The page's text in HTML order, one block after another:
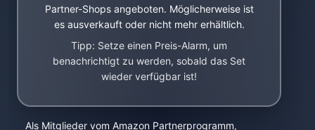
Partner-Shops angeboten. Möglicherweise ist
es ausverkauft oder nicht mehr erhältlich.
Tipp: Setze einen Preis-Alarm, um
benachrichtigt zu werden, sobald das Set
wieder verfügbar ist!
Als Mitglieder vom Amazon Partnerprogramm,